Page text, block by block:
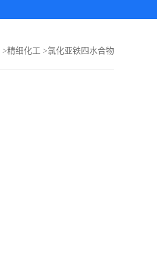
>精细化工 >氯化亚铁四水合物